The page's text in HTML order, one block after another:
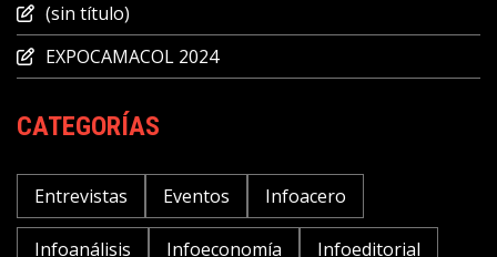
(sin título)
EXPOCAMACOL 2024
CATEGORÍAS
Entrevistas Eventos Infoacero
Infoanálisis Infoeconomía Infoeditorial